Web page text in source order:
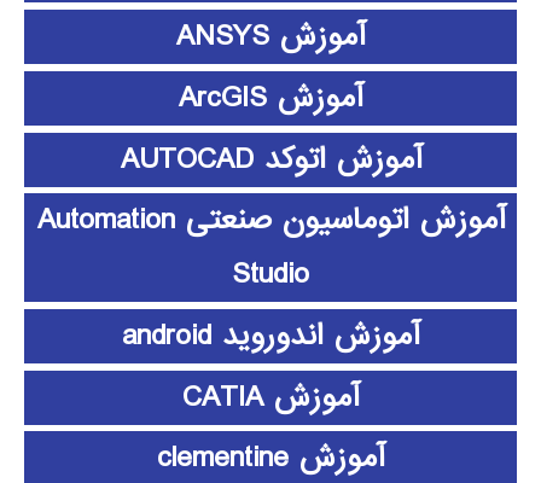
آموزش ANSYS
آموزش ArcGIS
آموزش اتوکد AUTOCAD
آموزش اتوماسیون صنعتی Automation
Studio
آموزش اندوروید android
آموزش CATIA
آموزش clementine